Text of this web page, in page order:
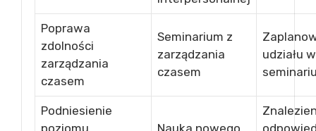
Poprawa
zdolności
zarządzania
czasem
Seminarium z
zarządzania
czasem
udziału w
Podniesienie
poziomu
Nauka nowego